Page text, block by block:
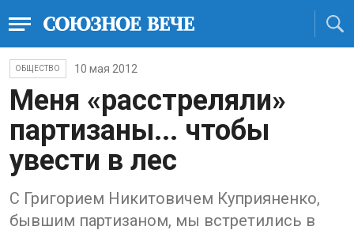
ОБЩЕСТВО 10 мая 2012
Меня «расстреляли»
партизаны... чтобы
увести в лес
С Григорием Никитовичем Куприяненко,
бывшим партизаном, мы встретились в